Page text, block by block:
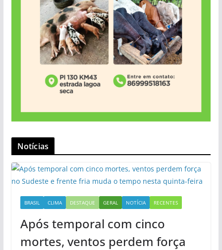
Notícias
BRASIL CLIMA DESTAQUE GERAL NOTÍCIA RECENTES
Após temporal com cinco
mortes, ventos perdem força